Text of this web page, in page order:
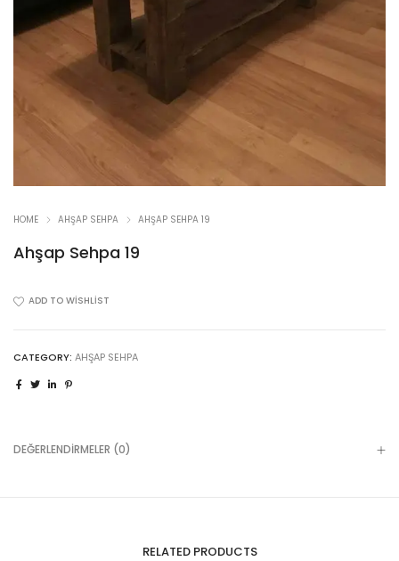
HOME AHŞAP SEHPA AHŞAP SEHPA 19
Ahşap Sehpa 19
ADD TO WISHLIST
CATEGORY: AHŞAP SEHPA
DEĞERLENDIRMELER (0)
RELATED PRODUCTS